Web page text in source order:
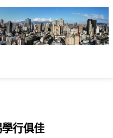
行俱佳